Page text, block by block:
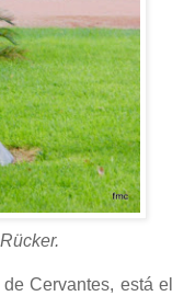
Cervantes, está el